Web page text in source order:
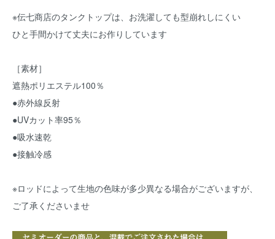
※伝七商店のタンクトップは、お洗濯しても型崩れしにくい
ひと手間かけて丈夫にお作りしています
［素材］
遮熱ポリエステル100％
●赤外線反射
●UVカット率95％
●吸水速乾
●接触冷感
※ロッドによって生地の色味が多少異なる場合がございますが、
ご了承くださいませ